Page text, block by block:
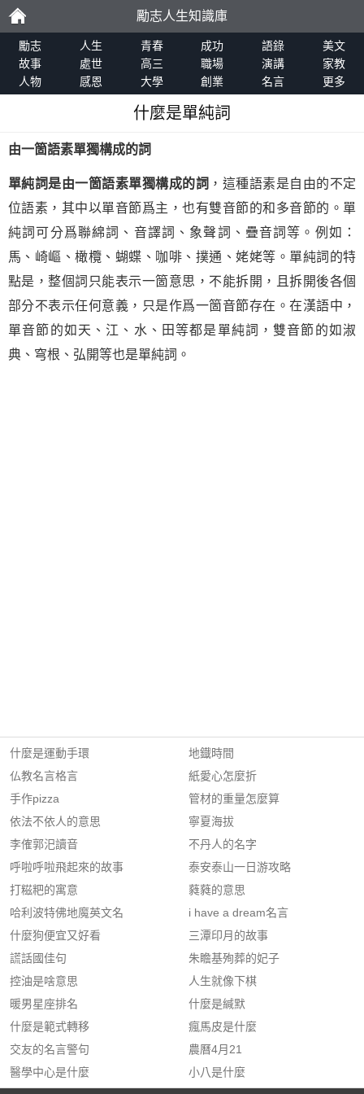
勵
志
勵志人生知識庫
勵志 人生 青春 成功 語錄
美文
故事
處世 高三 職場 演講
家教
人物
感恩 大學 創業 名言 更多
什麼是單純詞
由一箇語素單獨構成的詞
單純詞是由一箇語素單獨構成的詞 ，這種語素是自由的不定
位語素，其中以單音節爲主，也有雙音節的和多音節的。單
純詞可分爲聯綿詞、音譯詞、象聲詞、疊音詞等。例如：
馬、崎嶇、橄欖、蝴蝶、咖啡、撲通、姥姥等。單純詞的特
點是，整個詞只能表示一箇意思，不能拆開，且拆開後各個
部分不表示任何意義，只是作爲一箇音節存在。在漢語中，
單音節的如天、江、水、田等都是單純詞，雙音節的如淑
典、穹根、弘開等也是單純詞。
什麼是運動手環
仏教名言格言
手作pizza
依法不依人的意思
李傕郭汜讀音
呼啦呼啦飛起來的故事
打糍粑的寓意
哈利波特佛地魔英文名
什麼狗便宜又好看
謊話國佳句
控油是啥意思
暖男星座排名
什麼是範式轉移
交友的名言警句
醫學中心是什麼
地鐡時間
紙愛心怎麼折
管材的重量怎麼算
寧夏海拔
不丹人的名字
泰安泰山一日游攻略
蕤蕤的意思
i have a dream名言
三潭印月的故事
朱瞻基殉葬的妃子
人生就像下棋
什麼是緘默
瘋馬皮是什麼
農曆4月21
小八是什麼